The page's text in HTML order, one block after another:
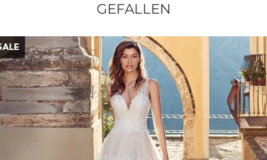
GEFALLEN